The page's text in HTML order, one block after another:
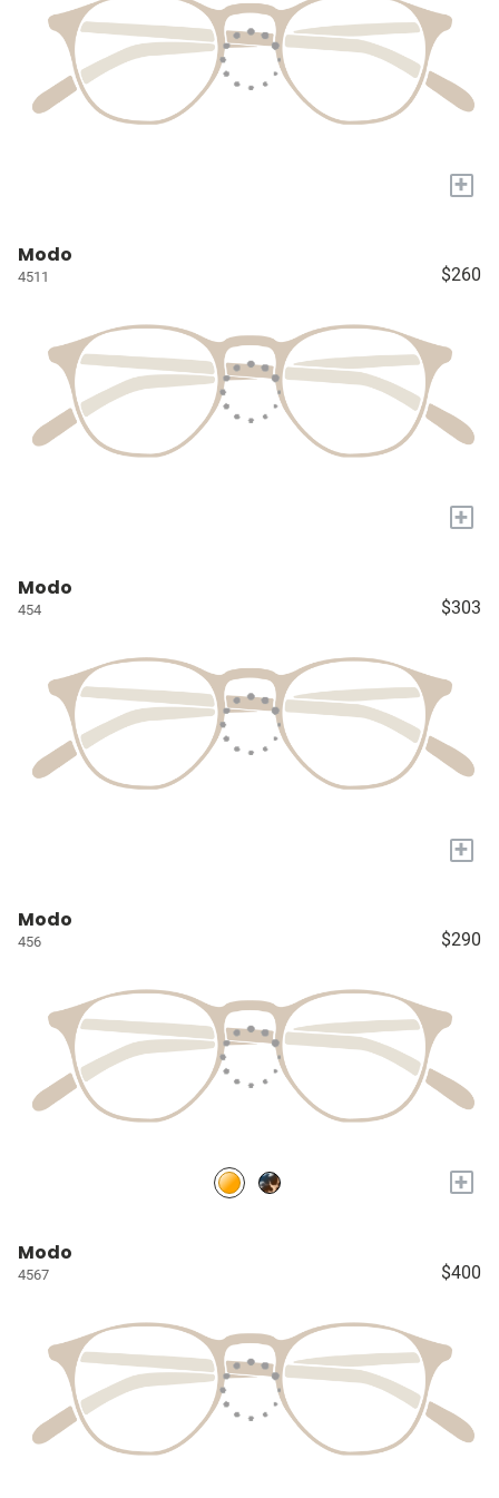
+
Modo
4511 $260
+
Modo
454 $303
+
Modo
456 $290
+
Modo
4567 $400